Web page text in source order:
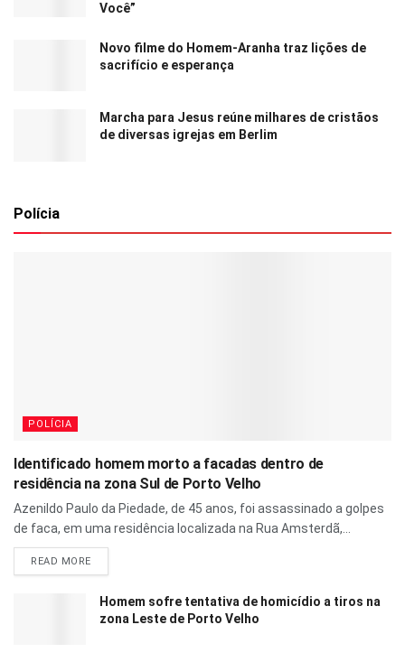
Você”
Novo filme do Homem-Aranha traz lições de
sacrifício e esperança
Marcha para Jesus reúne milhares de cristãos
de diversas igrejas em Berlim
Polícia
POLÍCIA
Identificado homem morto a facadas dentro de
residência na zona Sul de Porto Velho
Azenildo Paulo da Piedade, de 45 anos, foi assassinado a golpes
de faca, em uma residência localizada na Rua Amsterdã,...
READ MORE
Homem sofre tentativa de homicídio a tiros na
zona Leste de Porto Velho